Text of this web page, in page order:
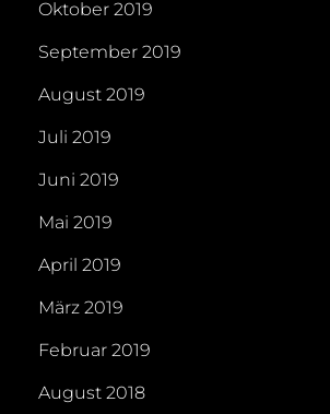
Oktober 2019
September 2019
August 2019
Juli 2019
Juni 2019
Mai 2019
April 2019
März 2019
Februar 2019
August 2018